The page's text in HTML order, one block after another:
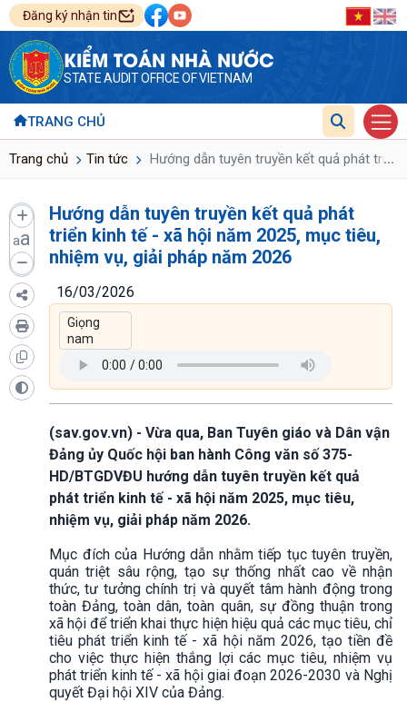
Đăng ký nhận tin
KIỂM TOÁN NHÀ NƯỚC
STATE AUDIT OFFICE OF VIETNAM
TRANG CHỦ
Trang chủ Tin tức Hướng dẫn tuyên truyền kết quả phát triển
...
aa
Hướng dẫn tuyên truyền kết quả phát
triển kinh tế - xã hội năm 2025, mục tiêu,
nhiệm vụ, giải pháp năm 2026
16/03/2026
(sav.gov.vn) - Vừa qua, Ban Tuyên giáo và Dân vận
Đảng ủy Quốc hội ban hành Công văn số 375-
HD/BTGDVĐU hướng dẫn tuyên truyền kết quả
phát triển kinh tế - xã hội năm 2025, mục tiêu,
nhiệm vụ, giải pháp năm 2026.
Mục đích của Hướng dẫn nhằm tiếp tục tuyên truyền,
quán triệt sâu rộng, tạo sự thống nhất cao về nhận
thức, tư tưởng chính trị và quyết tâm hành động trong
toàn Đảng, toàn dân, toàn quân, sự đồng thuận trong
xã hội để triển khai thực hiện hiệu quả các mục tiêu, chỉ
tiêu phát triển kinh tế - xã hội năm 2026, tạo tiền đề
cho việc thực hiện thắng lợi các mục tiêu, nhiệm vụ
phát triển kinh tế - xã hội giai đoạn 2026-2030 và Nghị
quyết Đại hội XIV của Đảng.